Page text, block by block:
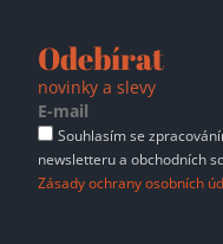
Odebírat
novinky a slevy
Souhlasím se
newsletteru a obchodních
Zásady ochrany osobních